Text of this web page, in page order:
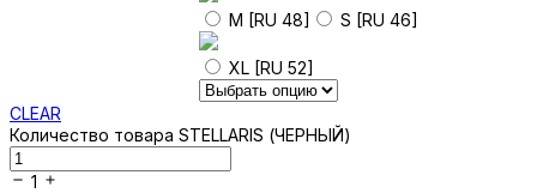
M [RU 48]
S [RU 46]
XL [RU 52]
CLEAR
Количество товара STELLARIS (ЧЕРНЫЙ)
1